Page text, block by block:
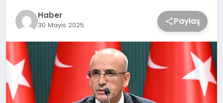
Haber
30 Mayıs 2025 Paylaş